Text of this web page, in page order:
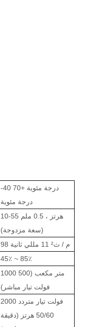
-40 درجة مئوية +70
درجة مئوية
(سعة مزدوجة)
98 م / ث² 11 مللي ثانية
45٪ ~ 85٪
1000 متر مكعب (500
فولت تيار مباشر)
2000 فولت تيار متردد
50/60 هرتز (دقيقة